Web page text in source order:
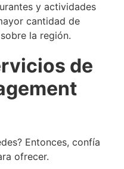
y actividades
cantidad de
la región.
de
Entonces, confía
ofrecer.